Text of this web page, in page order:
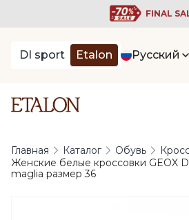
FINAL
DI sport Etalon Русский
Главная Каталог Обувь
Женские белые кроссовки GEOX
maglia размер 36